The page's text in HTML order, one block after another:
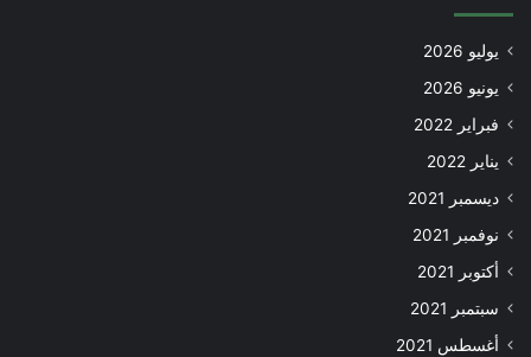
يوليو 2026
يونيو 2026
فبراير 2022
يناير 2022
ديسمبر 2021
نوفمبر 2021
أكتوبر 2021
سبتمبر 2021
أغسطس 2021